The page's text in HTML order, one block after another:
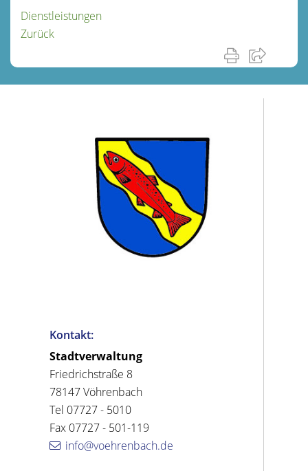
Dienstleistungen
Zurück
Kontakt:
Stadtverwaltung
Friedrichstraße 8
78147 Vöhrenbach
Tel 07727 - 5010
Fax 07727 - 501-119
info@voehrenbach.de